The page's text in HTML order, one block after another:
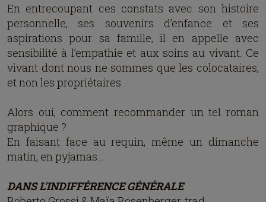
En entrecoupant ces constats avec son histoire
personnelle, ses souvenirs d’enfance et ses
aspirations pour sa famille, il en appelle avec
sensibilité à l’empathie et aux soins au vivant. Ce
vivant dont nous ne sommes que les colocataires,
et non les propriétaires.
Alors oui, comment recommander un tel roman
graphique ?
En faisant face au requin, même un dimanche
matin, en pyjamas…
DANS L'INDIFFÉRENCE GÉNÉRALE